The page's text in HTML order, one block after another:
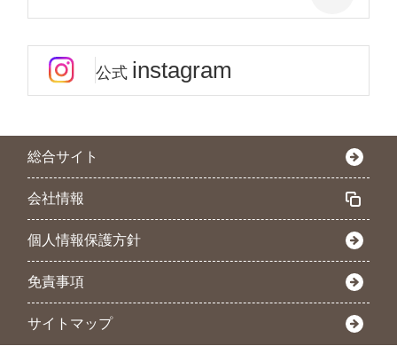
公式 instagram
総合サイト
会社情報
個人情報保護方針
免責事項
サイトマップ